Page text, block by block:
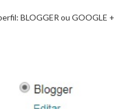
BLOGGER ou GOOGLE +